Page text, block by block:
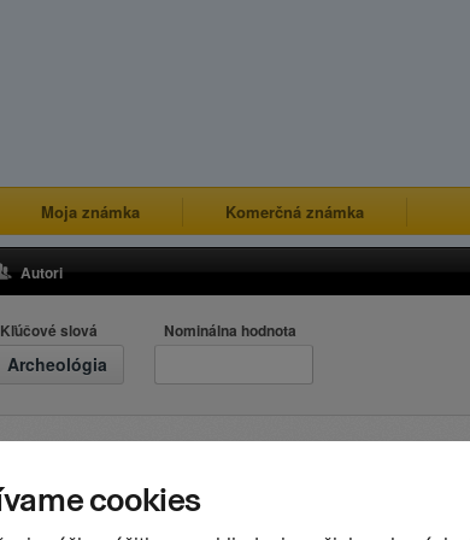
Moja známka Komerčná známka
Autori
Kľúčové slová
Archeológia
Nominálna hodnota